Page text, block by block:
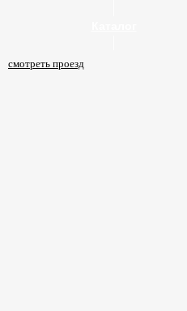
смотреть проезд